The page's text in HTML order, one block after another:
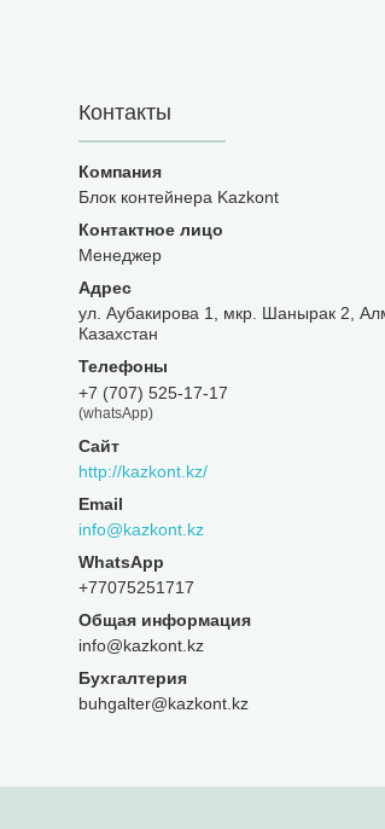
Контакты
Блок контейнера Kazkont
Менеджер
ул. Аубакирова 1, мкр. Шанырак 2,
Казахстан
+7 (707) 525-17-17
(whatsApp)
http://kazkont.kz/
info@kazkont.kz
+77075251717
Общая информация
info@kazkont.kz
Бухгалтерия
buhgalter@kazkont.kz